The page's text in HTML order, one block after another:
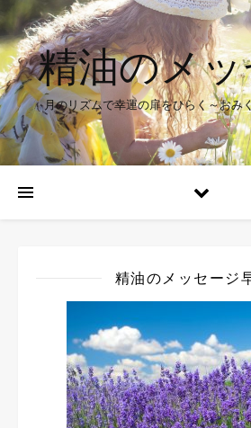
精油のメ
月のリズムで幸運の扉をひらく～おみ
精油のメッセージ